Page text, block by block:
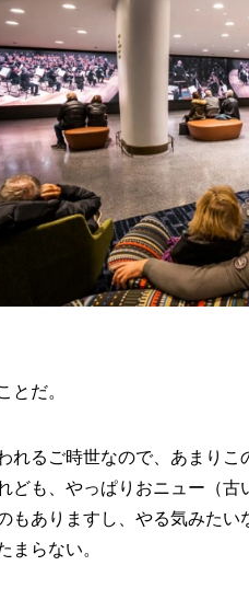
とだ。
れるご時世なので、あまり
ども、やっぱりおニュー（
もありますし、やる気みた
まらない。